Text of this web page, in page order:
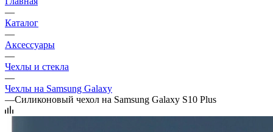
—
Каталог
—
Аксессуары
—
Чехлы и стекла
—
Чехлы на Samsung Galaxy
—Силиконовый чехол на Samsung Galaxy S10 Plus